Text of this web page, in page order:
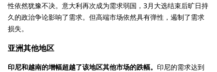
性依然犹豫不决。意大利再次成为需求弱国，3月大选结束后旷日持
久的政治争论影响了需求。但高端市场依然具有弹性，遏制了需求
损失。
亚洲其他地区
印尼和越南的增幅超越了该地区其他市场的跌幅。 印尼的需求达到